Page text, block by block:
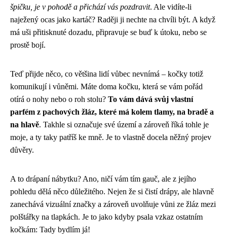
špičku, je v pohodě a přichází vás pozdravit. Ale vidíte-li
naježený ocas jako kartáč? Raději ji nechte na chvíli být. A když
má uši přitisknuté dozadu, připravuje se buď k útoku, nebo se
prostě bojí.
Teď přijde něco, co většina lidí vůbec nevnímá – kočky totiž
komunikují i vůněmi. Máte doma kočku, která se vám pořád
otírá o nohy nebo o roh stolu? To vám dává svůj vlastní
parfém z pachových žláz, které má kolem tlamy, na bradě a
na hlavě. Takhle si označuje své území a zároveň říká tohle je
moje, a ty taky patříš ke mně. Je to vlastně docela něžný projev
důvěry.
A to drápaní nábytku? Ano, ničí vám tím gauč, ale z jejího
pohledu dělá něco důležitého. Nejen že si čistí drápy, ale hlavně
zanechává vizuální značky a zároveň uvolňuje vůni ze žláz mezi
polštářky na tlapkách. Je to jako kdyby psala vzkaz ostatním
kočkám: Tady bydlím já!